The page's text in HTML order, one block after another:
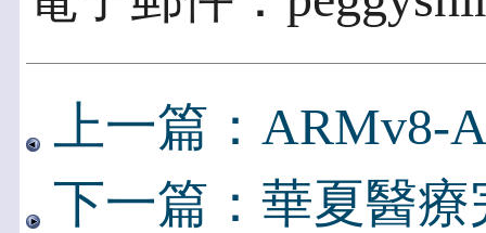
上一篇：ARMv8-
下一篇：華夏醫